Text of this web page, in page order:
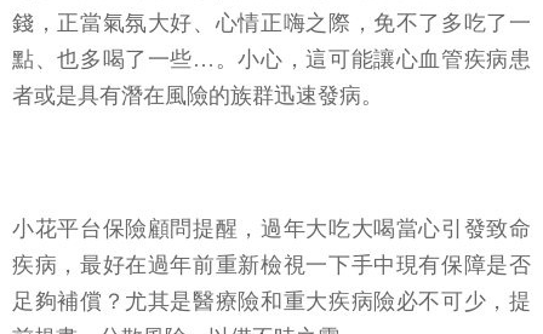
錢，正當氣氛大好、心情正嗨之際，免不了多吃了一
點、也多喝了一些…。小心，這可能讓心血管疾病患
者或是具有潛在風險的族群迅速發病。
小花平台保險顧問提醒，過年大吃大喝當心引發致命
疾病，最好在過年前重新檢視一下手中現有保障是否
足夠補償？尤其是醫療險和重大疾病險必不可少，提